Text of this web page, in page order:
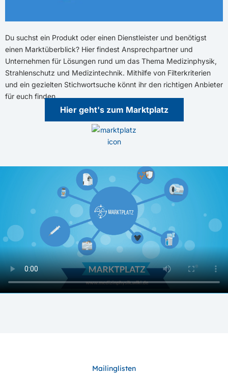
Du suchst ein Produkt oder einen Dienstleister und benötigst
einen Marktüberblick? Hier findest Ansprechpartner und
Unternehmen für Lösungen rund um das Thema Medizinphysik,
Strahlenschutz und Medizintechnik. Mithilfe von Filterkriterien
und ein gezielten Stichwortsuche könnt ihr den richtigen Anbieter
für euch finden.
Hier geht's zum Marktplatz
Mailinglisten